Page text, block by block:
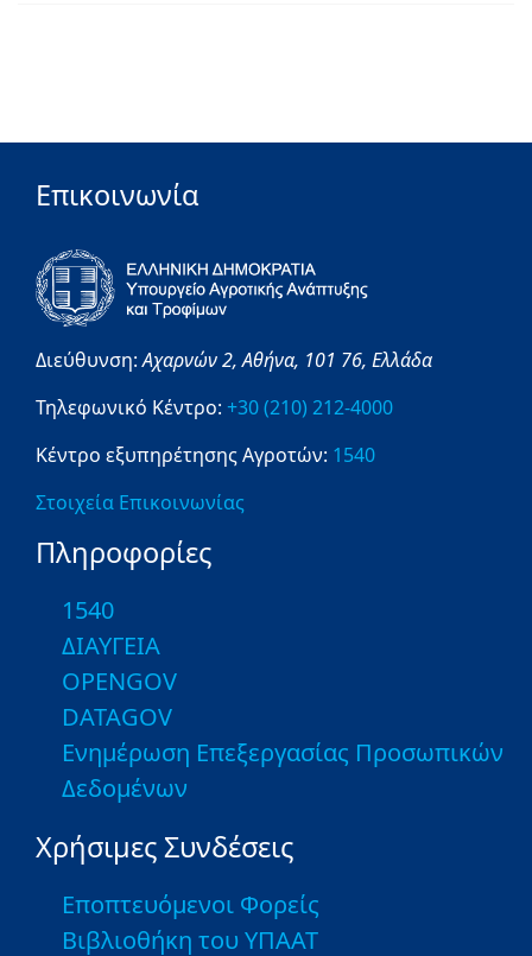
Επικοινωνία
Διεύθυνση:Αχαρνών 2,Αθήνα, 101 76, Ελλάδα
Τηλεφωνικό Κέντρο: +30 (210) 212-4000
Κέντρο εξυπηρέτησης Αγροτών: 1540
Στοιχεία Επικοινωνίας
Πληροφορίες
1540
ΔΙΑΥΓΕΙΑ
OPENGOV
DATAGOV
Ενημέρωση Επεξεργασίας Προσωπικών
Δεδομένων
Χρήσιμες Συνδέσεις
Εποπτευόμενοι Φορείς
Βιβλιοθήκη του ΥΠΑΑΤ